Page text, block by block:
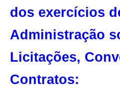
dos exercícios
Administração
Licitações,
Contratos: